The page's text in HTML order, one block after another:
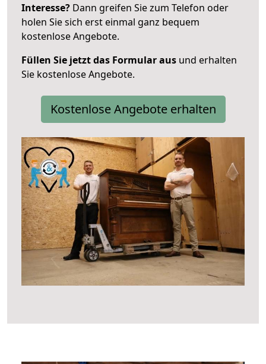
Interesse? Dann greifen Sie zum Telefon oder
holen Sie sich erst einmal ganz bequem
kostenlose Angebote.
Füllen Sie jetzt das Formular aus und erhalten
Sie kostenlose Angebote.
Kostenlose Angebote erhalten